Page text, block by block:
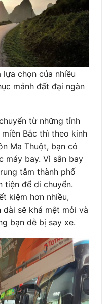
chọn của nhiều
mảnh đất đại ngàn
từ những tỉnh
Bắc thì theo kinh
Ma Thuột, bạn có
máy bay. Vì sân bay
tâm thành phố
tiện để di chuyển.
kiệm hơn nhiều,
sẽ khá mệt mỏi và
bạn dễ bị say xe.